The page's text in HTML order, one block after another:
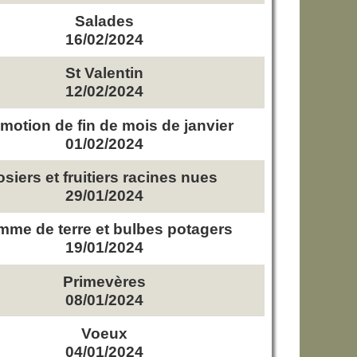
Salades
16/02/2024
St Valentin
12/02/2024
de fin de mois de janvier
01/02/2024
et fruitiers racines nues
29/01/2024
de terre et bulbes potagers
19/01/2024
Primevères
08/01/2024
Voeux
04/01/2024